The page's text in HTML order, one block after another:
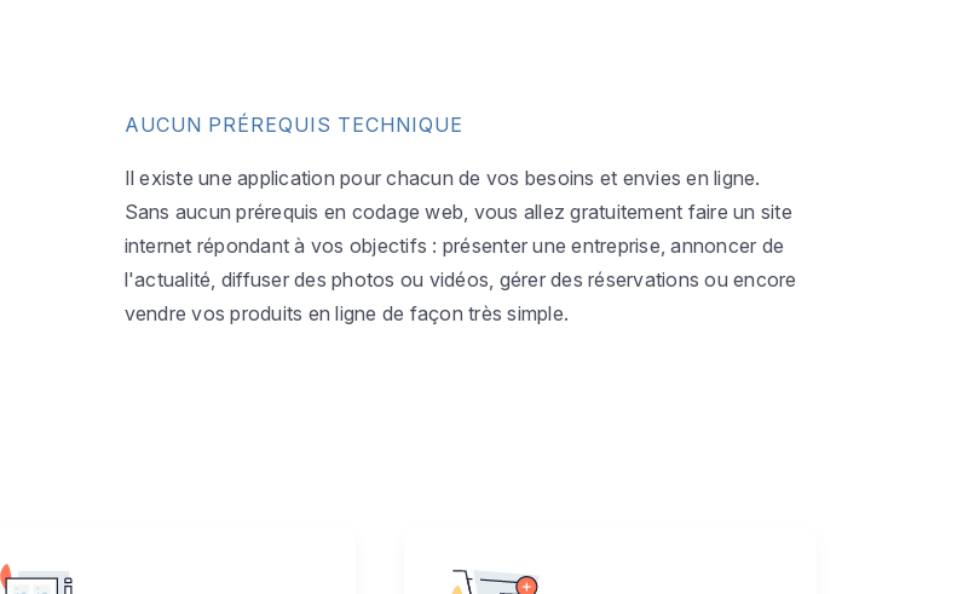
AUCUN PRÉREQUIS TECHNIQUE
Il existe une application pour chacun de vos besoins et envies en ligne.
Sans aucun prérequis en codage web, vous allez gratuitement faire un site
internet répondant à vos objectifs : présenter une entreprise, annoncer de
l'actualité, diffuser des photos ou vidéos, gérer des réservations ou encore
vendre vos produits en ligne de façon très simple.